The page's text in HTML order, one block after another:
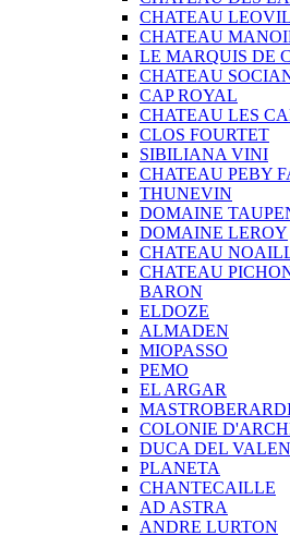
CHATEAU
CHATEAU
LE MARQUIS DE
CHATEAU
CAP ROYAL
CHATEAU LES
CLOS FOURTET
SIBILIANA VINI
CHATEAU PEBY
THUNEVIN
DOMAINE
DOMAINE LEROY
CHATEAU
CHATEAU
BARON
ELDOZE
ALMADEN
MIOPASSO
PEMO
EL ARGAR
COLONIE
DUCA DEL
PLANETA
CHANTECAILLE
AD ASTRA
ANDRE LURTON